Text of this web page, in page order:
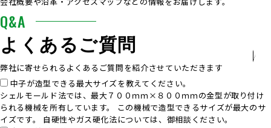
Q&A
よくあるご質問
弊社に寄せられるよくあるご質問を紹介させていただきます
中子が造型できる最大サイズを教えてください。
シェルモールド法では、最大７００ｍｍ×８００ｍｍの金型が取り付け
られる機械を所有しています。 この機械で造型できるサイズが最大のサ
イズです。 自硬性やガス硬化法については、御相談ください。